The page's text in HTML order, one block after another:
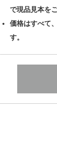
で現品見本を
価格はすべて
す。